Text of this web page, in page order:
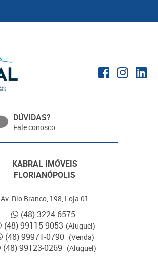
DÚVIDAS?
Fale conosco
KABRAL IMÓVEIS
FLORIANÓPOLIS
Av. Rio Branco, 198, Loja 01
(48) 3224-6575
(48) 99115-9053 (Aluguel)
(48) 99971-0790 (Venda)
(48) 99123-0269 (Aluguel)